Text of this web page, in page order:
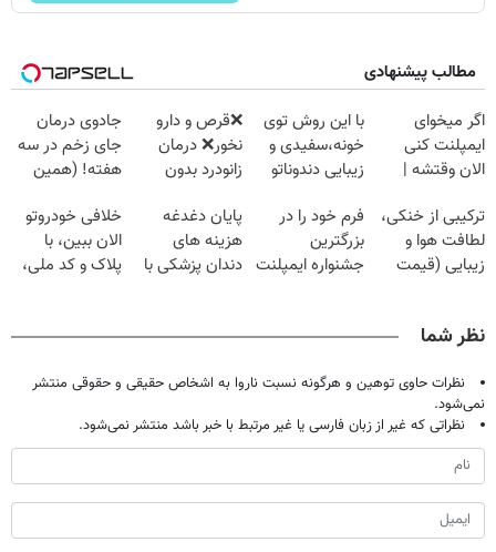
مطالب پیشنهادی
اگر میخوای
ایمپلنت کنی
الان وقتشه |
میلیون تومان!!!
با این روش توی
خونه،سفیدی و
زیبایی دندوناتو
(40%off)
❌قرص‌ و دارو
نخور❌ درمان
زانودرد بدون
جادوی درمان
جای زخم در سه
هفته! (همین
صحبت کنید)
ترکیبی از خنکی،
لطافت هوا و
زیبایی (قیمت
فرم خود را در
بزرگترین
جشنواره ایمپلنت
پایان دغدغه
هزینه های
دندان پزشکی با
خلافی خودروتو
الان ببین، با
پلاک و کد ملی،
نظر شما
نظرات حاوی توهین و هرگونه نسبت ناروا به اشخاص حقیقی و حقوقی منتشر
نمی‌شود.
نظراتی که غیر از زبان فارسی یا غیر مرتبط با خبر باشد منتشر نمی‌شود.